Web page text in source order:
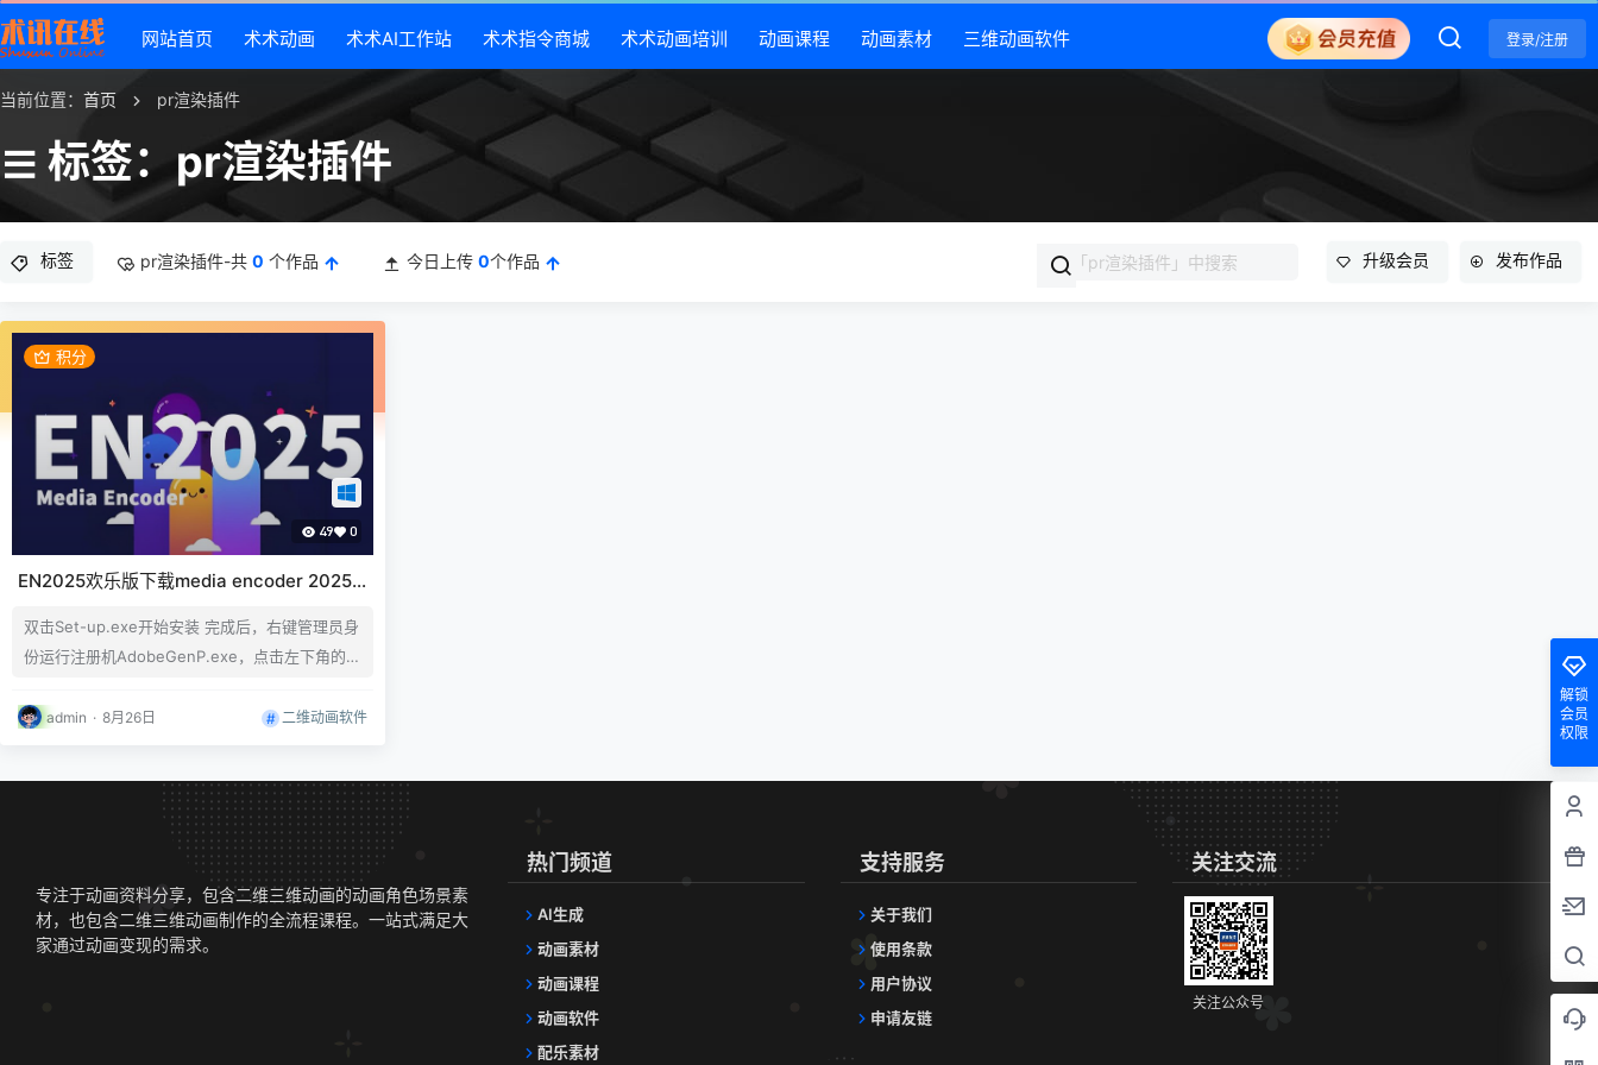
网站首页 术术动画 术术AI工作站 术术指令商城 术术动画培训 动画课程 动画素材 三维动画软件 登录/注册
当前位置： 首页 pr渲染插件
标签：pr渲染插件
标签 pr渲染插件-共 0 个作品 今日上传 0个作品 升级会员 发布作品
积分
49 0
EN2025欢乐版下载media encoder 2025
双击Set-up.exe开始安装 完成后，右键管理员身
份运行注册机AdobeGenP.exe，点击左下角的P
动查找安装目录里面安装的所有软件，查找完成
ucts文件夹里面的driver.xml，里面的C:\Progra
m Files\Adobe修改成…
admin · 8月26日 二维动画软件
解锁
会员
权限
专注于动画资料分享，包含二维三维动画的动画角色场景素
材，也包含二维三维动画制作的全流程课程。一站式满足大
家通过动画变现的需求。
热门频道
AI生成
动画素材
动画课程
动画软件
配乐素材
支持服务
关于我们
使用条款
用户协议
申请友链
关注交流
关注公众号